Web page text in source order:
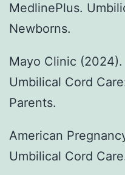
MedlinePlus.
Newborns.
Mayo Clinic
Umbilical Cord
Parents.
American
Umbilical Cord